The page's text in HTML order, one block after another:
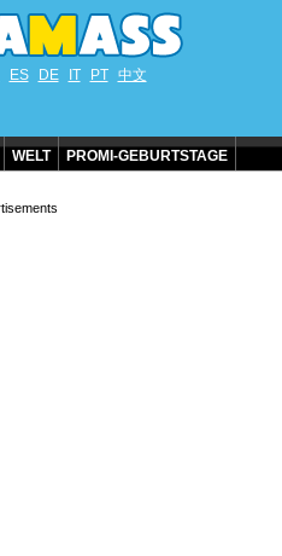
ES DE IT PT 中文
WELT PROMI-GEBURTSTAGE